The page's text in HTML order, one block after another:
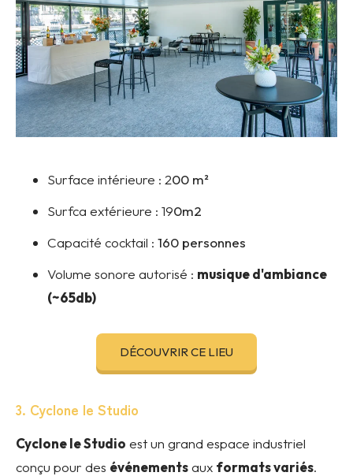
Surface intérieure : 200 m²
Surfca extérieure : 190m2
Capacité cocktail : 160 personnes
Volume sonore autorisé : musique d'ambiance
(~65db)
DÉCOUVRIR CE LIEU
3. Cyclone le Studio
Cyclone le Studio est un grand espace industriel
conçu pour des événementsaux formats variés.